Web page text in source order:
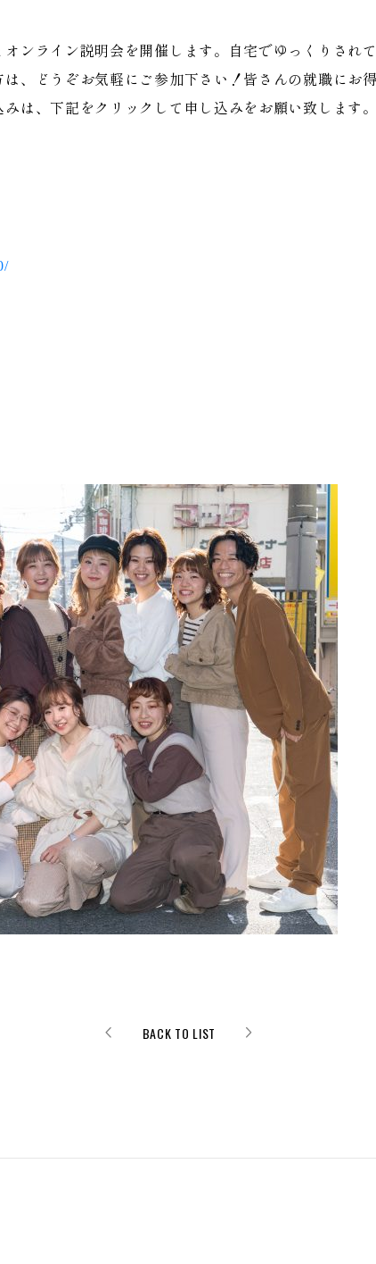
ンライン説明会を開催します。自宅でゆっくりされ
、どうぞお気軽にご参加下さい！皆さんの就職にお
は、下記をクリックして申し込みをお願い致します
BACK TO LIST